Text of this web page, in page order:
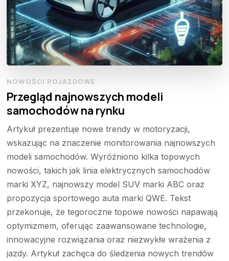
NOWOŚCI POJAZDOWE
Przegląd najnowszych modeli
samochodów na rynku
Artykuł prezentuje nowe trendy w motoryzacji,
wskazując na znaczenie monitorowania najnowszych
modeli samochodów. Wyróżniono kilka topowych
nowości, takich jak linia elektrycznych samochodów
marki XYZ, najnowszy model SUV marki ABC oraz
propozycja sportowego auta marki QWE. Tekst
przekonuje, że tegoroczne topowe nowości napawają
optymizmem, oferując zaawansowane technologie,
innowacyjne rozwiązania oraz niezwykłe wrażenia z
jazdy. Artykuł zachęca do śledzenia nowych trendów